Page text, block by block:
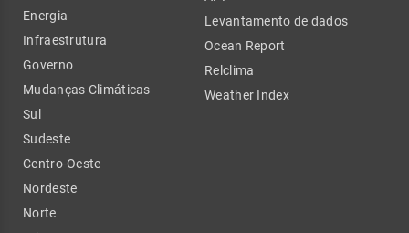
Energia
Infraestrutura
Governo
Mudanças Climáticas
Sul
Sudeste
Centro-Oeste
Nordeste
Norte
Levantamento de dados
Ocean Report
Relclima
Weather Index